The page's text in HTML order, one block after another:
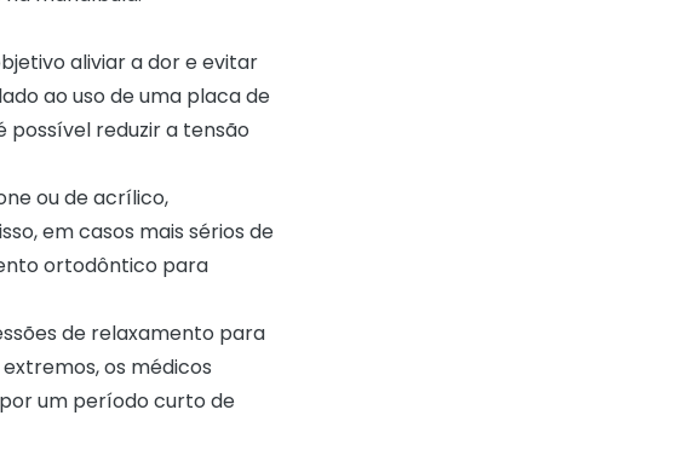
aliviar a dor e evitar
ao uso de uma placa de
possível reduzir a tensão
ou de acrílico,
em casos mais sérios de
ortodôntico para
de relaxamento para
os médicos
um período curto de